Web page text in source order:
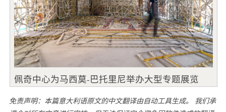
佩奇中心为马西莫-巴托里尼举办大型专题展览
免责声明：本篇意大利语原文的中文翻译由自动工具生成。 我们承